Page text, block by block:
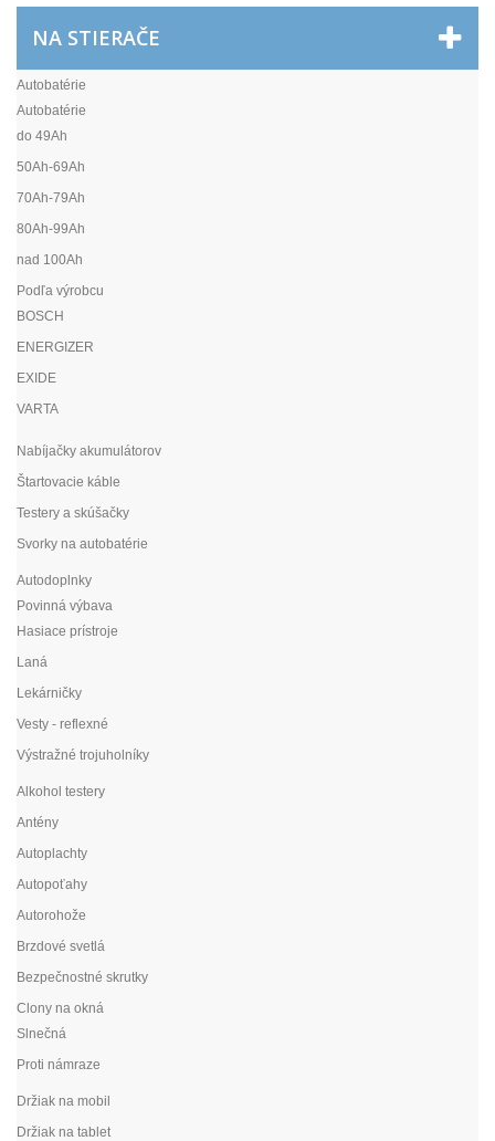
NA STIERAČE
Autobatérie
Autobatérie
do 49Ah
50Ah-69Ah
70Ah-79Ah
80Ah-99Ah
nad 100Ah
Podľa výrobcu
BOSCH
ENERGIZER
EXIDE
VARTA
Nabíjačky akumulátorov
Štartovacie káble
Testery a skúšačky
Svorky na autobatérie
Autodoplnky
Povinná výbava
Hasiace prístroje
Laná
Lekárničky
Vesty - reflexné
Výstražné trojuholníky
Alkohol testery
Antény
Autoplachty
Autopoťahy
Autorohože
Brzdové svetlá
Bezpečnostné skrutky
Clony na okná
Slnečná
Proti námraze
Držiak na mobil
Držiak na tablet